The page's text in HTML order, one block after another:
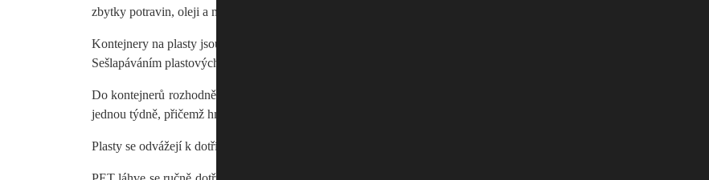
zbytky potravin, oleji a mechanickými nečistotami může recyklaci plastů úplně znemožnit.
Kontejnery na plasty jsou převážně žluté barvy a patří do nich pouze sešlápnuté a čisté láhve od nápojů, nebo
Sešlapáváním plastových láhví, výrazně ušetříte místo v kontejneru, asi 3 x.
Do kontejnerů rozhodně nepatří plasty znečištěné chemikáliemi, oleji, nebo blátem, novodurové trubky, linolea a jiné
jednou týdně, přičemž hmotnost plastů v 1100 litrovém kontejneru je cca 23 Kg.
Plasty se odvážejí k dotřídění jako celek. Ze směsi plastů se na třídící lince vybírají PET láhve, PE fólie a lahvičky,